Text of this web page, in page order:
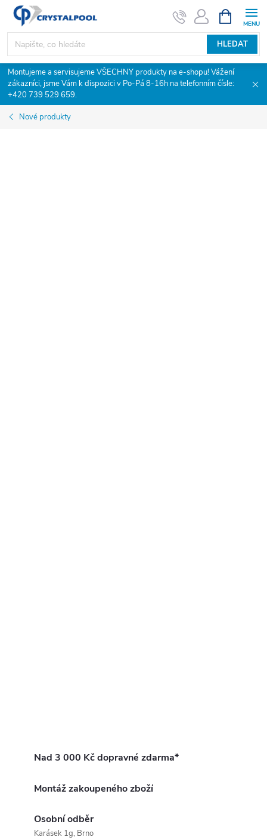
Přejít
obsah
HLEDAT
NÁKUPNÍ
KOŠÍK
Montujeme a servisujeme VŠECHNY produkty na e-shopu! Vážení
zákazníci, jsme Vám k dispozici v Po-Pá 8-16h na telefonním čísle:
+420 739 529 659.
Nové produkty
Nad 3 000 Kč dopravné zdarma*
Montáž zakoupeného zboží
Osobní odběr
Karásek 1g, Brno